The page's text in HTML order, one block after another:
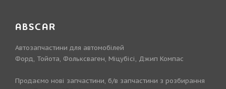
ABSCAR
Автозапчастини для автомобілей
Форд, Тойота, Фольксваген, Міцубісі, Джип Компас
Продаємо нові запчастини, б/в запчастини з розбирання